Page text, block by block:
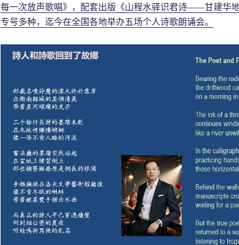
每一次放声歌唱》，配套出版《山程水驿识君诗——甘建华
专号多种，迄今在全国各地举办五场个人诗歌朗诵会。